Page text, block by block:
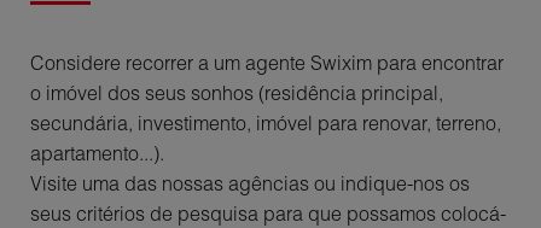
Considere recorrer a um agente Swixim para encontrar
o imóvel dos seus sonhos (residência principal,
secundária, investimento, imóvel para renovar, terreno,
apartamento...).
Visite uma das nossas agências ou indique-nos os
seus critérios de pesquisa para que possamos colocá-